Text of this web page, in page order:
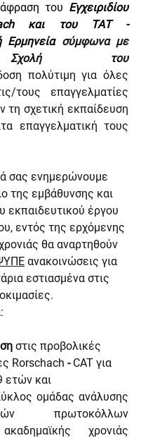
του Εγχειριδίου
και του ΤΑΤ -
Ερμηνεία σύμφωνα με
του
πολύτιμη για όλες
τους επαγγελματίες
τη σχετική εκπαίδευση
επαγγελματική τους
σας ενημερώνουμε
της εμβάθυνσης και
εκπαιδευτικού έργου
εντός της ερχόμενης
θα αναρτηθούν
ανακοινώσεις για
εστιασμένα στις
στις προβολικές
Rorschach - CAT για
ετών και
ομάδας ανάλυσης
πρωτοκόλλων
χρονιάς